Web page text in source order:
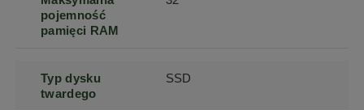
pojemność
pamięci RAM
Typ dysku
twardego
SSD